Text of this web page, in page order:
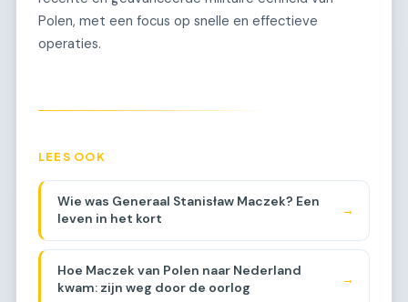
Polen, met een focus op snelle en effectieve
operaties.
LEES OOK
Wie was Generaal Stanisław Maczek? Een
leven in het kort
→
Hoe Maczek van Polen naar Nederland
kwam: zijn weg door de oorlog
→